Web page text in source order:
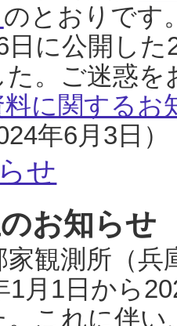
のとおりです
日に公開し
た。ご迷惑
に関するお
年6月3日）
せ
お知らせ
観測所（
1月1日から
これに伴い